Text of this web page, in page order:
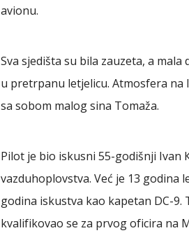
avionu.
Sva sjedišta su bila zauzeta, a
u pretrpanu letjelicu. Atmosfera na
sa sobom malog sina Tomaža.
Pilot je bio iskusni 55-godišnji
vazduhoplovstva. Već je 13 godina
godina iskustva kao kapetan DC-9.
kvalifikovao se za prvog oficira na